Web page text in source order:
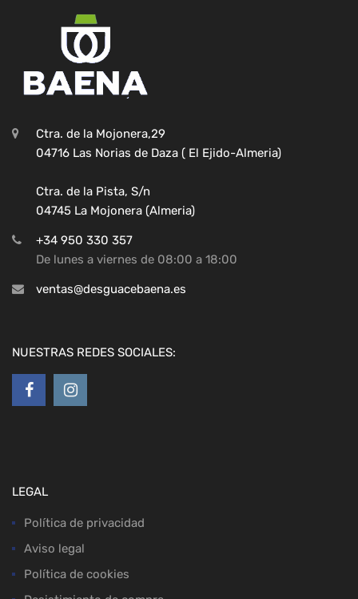
Ctra. de la Mojonera,29
04716 Las Norias de Daza ( El Ejido-Almeria)
Ctra. de la Pista, S/n
04745 La Mojonera (Almeria)
+34 950 330 357
De lunes a viernes de 08:00 a 18:00
ventas@desguacebaena.es
NUESTRAS REDES SOCIALES:
LEGAL
Política de privacidad
Aviso legal
Política de cookies